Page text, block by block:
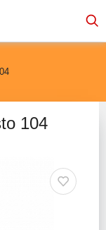
104